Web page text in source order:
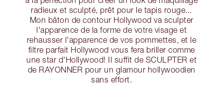
radieux et sculpté, prêt pour le tapis rouge...
Mon bâton de contour Hollywood va sculpter
l'apparence de la forme de votre visage et
rehausser l'apparence de vos pommettes, et le
filtre parfait Hollywood vous fera briller comme
une star d'Hollywood! Il suffit de SCULPTER et
de RAYONNER pour un glamour hollywoodien
sans effort.